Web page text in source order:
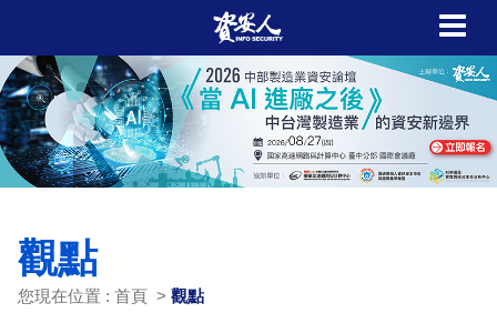
觀點
您現在位置 : 首頁 > 觀點